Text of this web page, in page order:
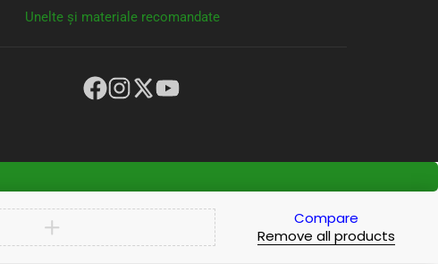
Unelte și materiale recomandate
Compare
Remove all products